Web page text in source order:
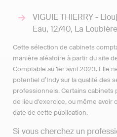
VIGUIE THIERRY -
Eau, 12740, La Loubière
Cette sélection de cabinets
manière aléatoire à partir du site
Comptable au 1er avril 2023. Elle
potentiel d’Indy sur la qualité des
professionnels. Certains cabinets
de lieu d'exercice, ou même avoir
date de cette publication.
Si vous cherchez un